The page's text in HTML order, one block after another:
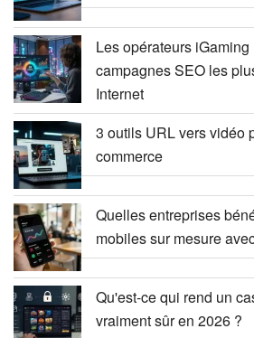
Les opérateurs
campagnes SEO les
Internet
3 outils URL vers vidéo
commerce
Quelles entreprises
mobiles sur mesure
Qu'est-ce qui rend un
vraiment sûr en 2026 ?